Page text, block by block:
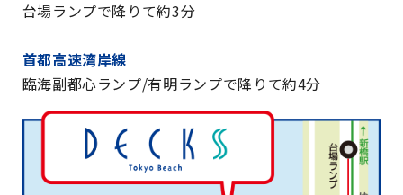
台場ランプで降りて約3分
首都高速湾岸線
臨海副都心ランプ/有明ランプで降りて約4分